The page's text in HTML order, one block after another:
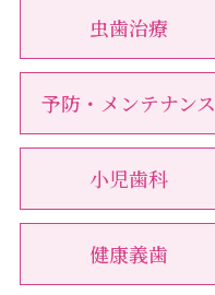
虫歯治療
予防・メンテナンス
小児歯科
健康義歯